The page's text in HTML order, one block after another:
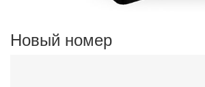
Новый номер